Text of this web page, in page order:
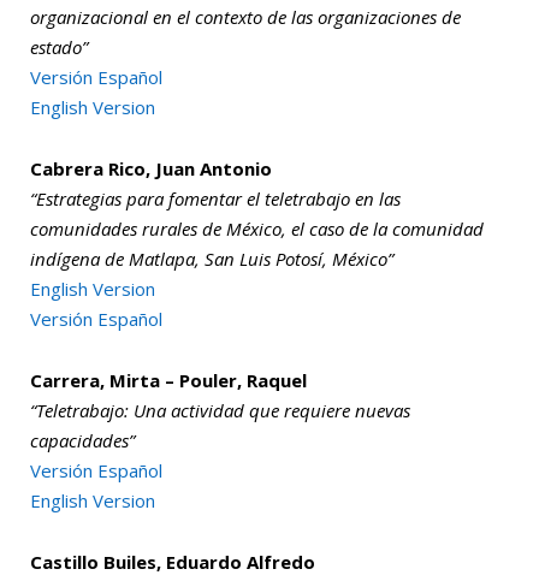
organizacional en el contexto de las organizaciones de
estado”
Versión Español
English Version
Cabrera Rico, Juan Antonio
“Estrategias para fomentar el teletrabajo en las
comunidades rurales de México, el caso de la comunidad
indígena de Matlapa, San Luis Potosí, México”
English Version
Versión Español
Carrera, Mirta – Pouler, Raquel
“Teletrabajo: Una actividad que requiere nuevas
capacidades”
Versión Español
English Version
Castillo Builes, Eduardo Alfredo